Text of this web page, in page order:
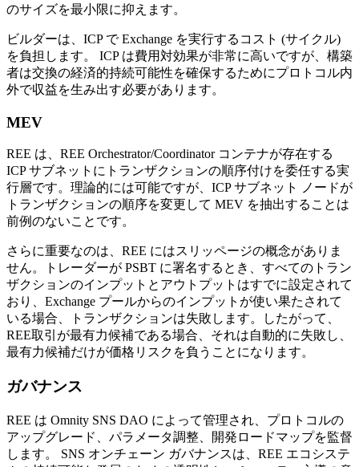
のサイズを最小限に抑えます。
ビルダーは、ICP で Exchange を実行するコスト (サイクル)
を負担します。 ICP は費用対効果が非常に高いですが、構築
者は交換の経済的持続可能性を確保するためにプロトコル内
外で収益を生み出す必要があります。
MEV
REE は、REE Orchestrator/Coordinator コンテナが存在する
ICP サブネットにトランザクションの順序付けを委任する実
行層です。理論的には可能ですが、ICP サブネット ノードが
トランザクションの順序を変更して MEV を抽出することは
前例のないことです。
さらに重要なのは、REE にはスリッページの概念がありま
せん。トレーダーが PSBT に署名するとき、すべてのトラン
ザクションのインプットとアウトプットはすでに設定されて
おり、Exchange プールからのインプットが使い果たされて
いる場合、トランザクションは失敗します。したがって、
REE取引が最有力候補である場合、それは自動的に失敗し、
最有力候補だけが価格リスクを負うことになります。
ガバナンス
REE は Omnity SNS DAO によって管理され、プロトコルの
アップグレード、パラメータ調整、開発ロードマップを監督
します。 SNS オンチェーン ガバナンスは、REE エコシステ